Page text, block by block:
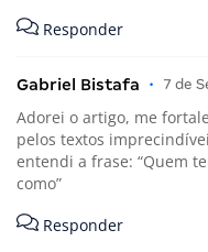
Responder
Gabriel Bistafa • 7 de
Adorei o artigo, me
pelos textos
entendi a frase: “Quem
como”
Responder